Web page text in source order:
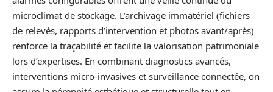
microclimat de stockage. L’archivage immatériel (fichiers
de relevés, rapports d’intervention et photos avant/après)
renforce la traçabilité et facilite la valorisation patrimoniale
lors d’expertises. En combinant diagnostics avancés,
interventions micro-invasives et surveillance connectée, on